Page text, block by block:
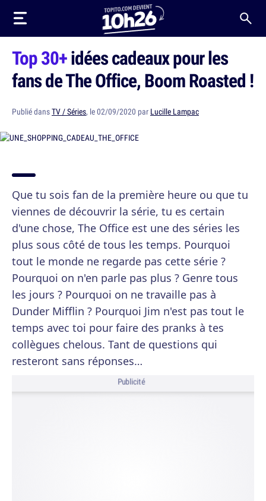
Top 30+idées cadeaux pour les
fans de The Office, Boom Roasted !
Publié dansTV / Séries, le 02/09/2020 par Lucille Lampac
Que tu sois fan de la première heure ou que tu
viennes de découvrir la série, tu es certain
d'une chose, The Office est une des séries les
plus sous côté de tous les temps. Pourquoi
tout le monde ne regarde pas cette série ?
Pourquoi on n'en parle pas plus ? Genre tous
les jours ? Pourquoi on ne travaille pas à
Dunder Mifflin ? Pourquoi Jim n'est pas tout le
temps avec toi pour faire des pranks à tes
collègues chelous. Tant de questions qui
resteront sans réponses…
Publicité